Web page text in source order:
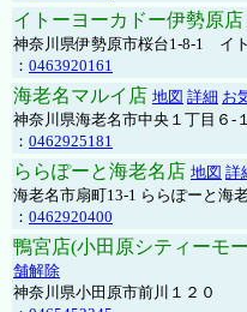
イトーヨーカドー伊勢原店
神奈川県伊勢原市桜台1-8-1 イ
： 0463920161
海老名マルイ店 地図 詳細 お
神奈川県海老名市中央１丁目６-
： 0462925181
ららぽーと海老名店 地図 詳
海老名市扇町13-1 ららぽーと海
： 0462920400
鴨宮店(小田原シティーモ
舗解除
神奈川県小田原市前川１２０